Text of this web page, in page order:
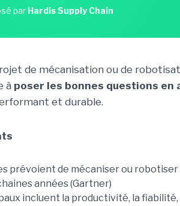
par Hardis Supply Chain
de mécanisation ou de
à poser les bonnes questions en
et durable.
prévoient de mécaniser ou
années (Gartner)
incluent la productivité, la